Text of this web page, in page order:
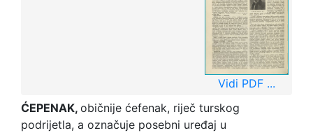
Vidi PDF ...
ĆEPENAK, običnije ćefenak, riječ turskog
podrijetla, a označuje posebni uređaj u